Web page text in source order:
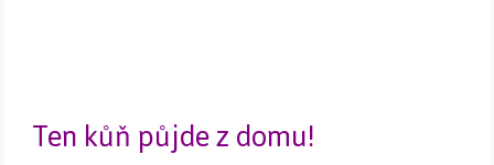
Ten kůň půjde z domu!